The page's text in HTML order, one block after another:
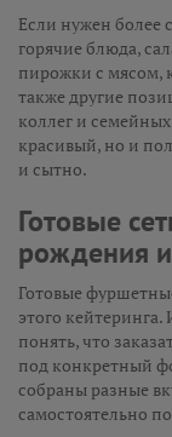
Если нужен более
горячие блюда,
пирожки с мясом,
также другие
коллег и
красивый, но и
и сытно.
Готовые
рождения
Готовые
этого
понять, что
под конкретный
собраны разные
самостоятельно